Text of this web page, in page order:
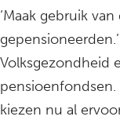
‘Maak gebruik
Volksgezondheid
pensioenfondsen.
kiezen nu al